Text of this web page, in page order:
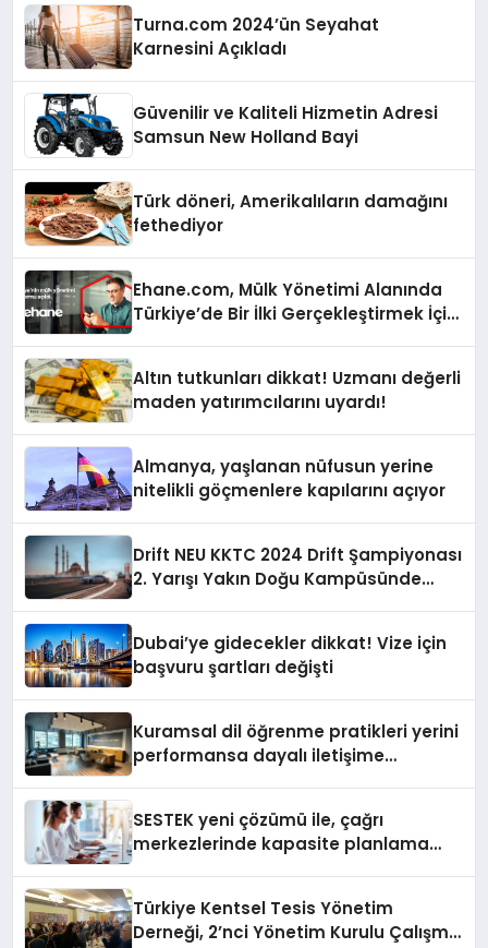
Turna.com 2024’ün Seyahat
Karnesini Açıkladı
Güvenilir ve Kaliteli Hizmetin Adresi
Samsun New Holland Bayi
Türk döneri, Amerikalıların damağını
fethediyor
Ehane.com, Mülk Yönetimi Alanında
Türkiye’de Bir İlki Gerçekleştirmek İçin
Altın tutkunları dikkat! Uzmanı değerli
maden yatırımcılarını uyardı!
Almanya, yaşlanan nüfusun yerine
nitelikli göçmenlere kapılarını açıyor
Drift NEU KKTC 2024 Drift Şampiyonası
2. Yarışı Yakın Doğu Kampüsünde
Dubai’ye gidecekler dikkat! Vize için
başvuru şartları değişti
Kuramsal dil öğrenme pratikleri yerini
performansa dayalı iletişime
SESTEK yeni çözümü ile, çağrı
merkezlerinde kapasite planlama
Türkiye Kentsel Tesis Yönetim
Derneği, 2’nci Yönetim Kurulu Çalışma